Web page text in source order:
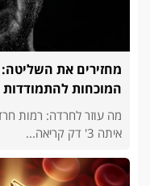
מחזירים את
המוכחות
מה עוזר לחרדה: רמות
איתה 3' דק קריאה...